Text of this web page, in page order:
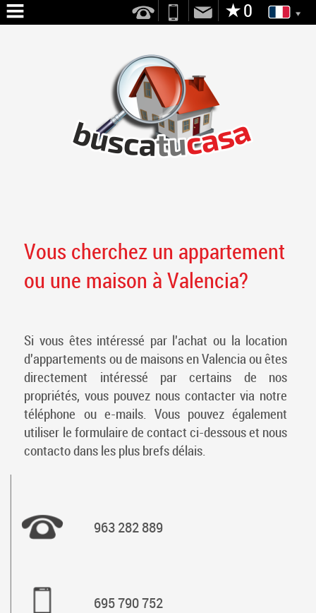
Vous cherchez un appartement
ou une maison à Valencia?
Si vous êtes intéressé par l'achat ou la location
d'appartements ou de maisons en Valencia ou êtes
directement intéressé par certains de nos
propriétés, vous pouvez nous contacter via notre
téléphone ou e-mails. Vous pouvez également
utiliser le formulaire de contact ci-dessous et nous
contacto dans les plus brefs délais.
963 282 889
695 790 752